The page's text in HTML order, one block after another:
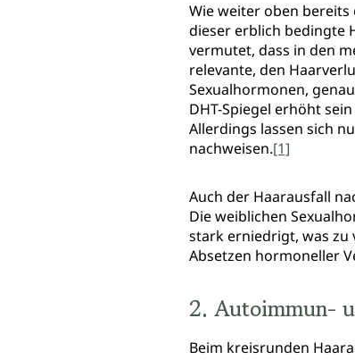
Wie weiter oben
dieser erblich bedingte
vermutet, dass in den
relevante, den
Sexualhormonen,
DHT-Spiegel erhöht
Allerdings lassen sich
nachweisen.[1]
Auch der Haarausfall
Die weiblichen
stark erniedrigt, was zu
Absetzen hormoneller
2. Autoimmun-
Beim kreisrunden